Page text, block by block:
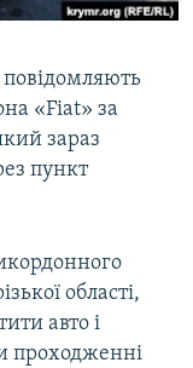
«Fiat» за
зараз
пункт
області,
авто і
проходженні